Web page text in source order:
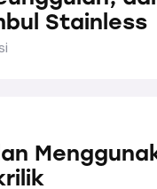
Stainless